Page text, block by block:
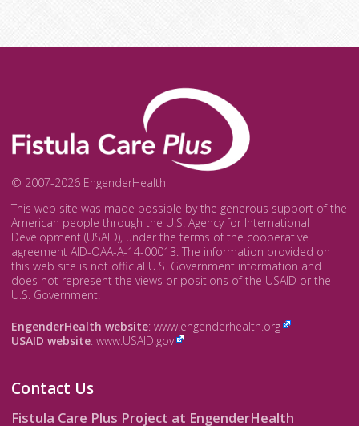
© 2007-2026 EngenderHealth
This web site was made possible by the generous support of the
American people through the U.S. Agency for International
Development (USAID), under the terms of the cooperative
agreement AID-OAA-A-14-00013. The information provided on
this web site is not official U.S. Government information and
does not represent the views or positions of the USAID or the
U.S. Government.
EngenderHealth website: www.engenderhealth.org
USAID website: www.USAID.gov
Contact Us
Fistula Care Plus Project at EngenderHealth